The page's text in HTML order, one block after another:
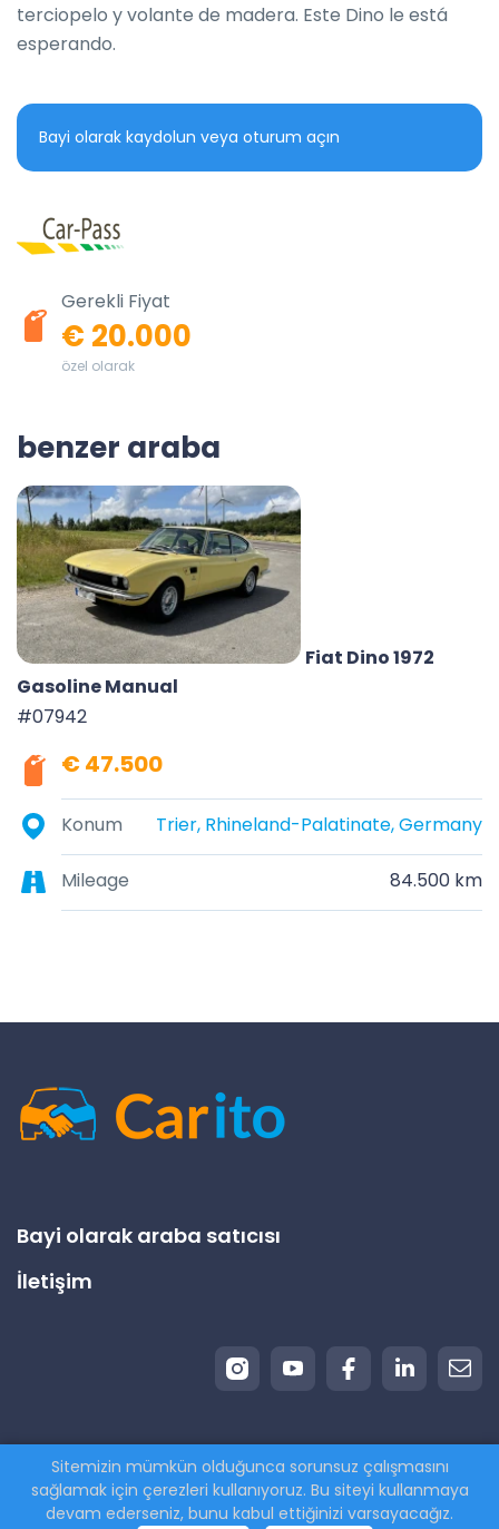
terciopelo y volante de madera. Este Dino le está
esperando.
Bayi olarak kaydolun veya oturum açın
Gerekli Fiyat
€ 20.000
özel olarak
benzer araba
Fiat Dino 1972
Gasoline Manual
#07942
€ 47.500
Konum Trier, Rhineland-Palatinate, Germany
Mileage 84.500 km
Bayi olarak araba satıcısı
İletişim
© 2026 Carito.com. | Tüm hakları saklıdır | Aracınızı
en iyi fiyata satın alıyoruz! | Powered byCodiCo.io
Sitemizin mümkün olduğunca sorunsuz çalışmasını
sağlamak için çerezleri kullanıyoruz. Bu siteyi kullanmaya
devam ederseniz, bunu kabul ettiğinizi varsayacağız.